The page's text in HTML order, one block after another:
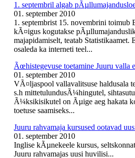
1. septembril algab
01. september 2010
1. septembrist 15. novembrini toimub
kÃ¤igus kogutakse
majapidamiselt, teatab Statistikaamet.
osaleda ka interneti teel...
Ãœhistegevuse toetamine Juuru valla
01. september 2010
VÃ¤ljaspool vallavalitsuse haldusala
s.h mittetulundusÃ¼hingutel,
Ã¼ksikisikutel on Ãµige aeg hakata
toetuse saamiseks...
Juuru rahvamaja kursused ootavad
01. september 2010
Inglise kÃµnekeele kursus,
Juuru rahvamajas uusi huvilisi...